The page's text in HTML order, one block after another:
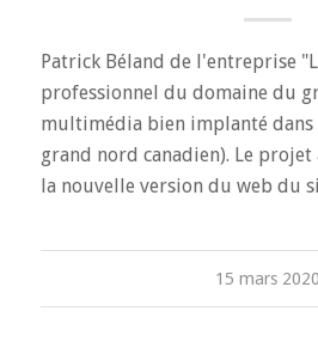
Patrick Béland de l'entreprise
professionnel du domaine du
multimédia bien implanté dans
grand nord canadien). Le
la nouvelle version du web du
15 mars 2020